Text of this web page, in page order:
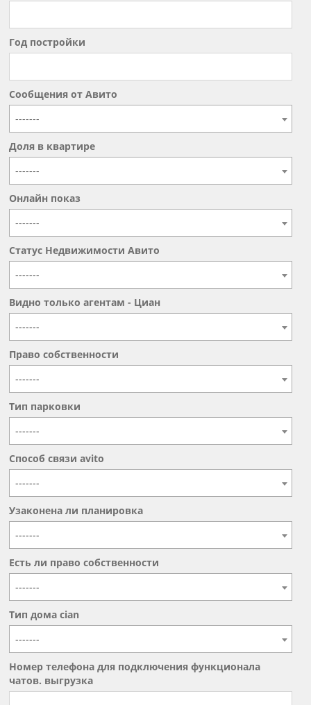
Год постройки
Сообщения от Авито
-------
Доля в квартире
-------
Онлайн показ
-------
Статус Недвижимости Авито
-------
Видно только агентам - Циан
-------
Право собственности
-------
Тип парковки
-------
Способ связи avito
-------
Узаконена ли планировка
-------
Есть ли право собственности
-------
Тип дома cian
-------
Номер телефона для подключения функционала
чатов. выгрузка